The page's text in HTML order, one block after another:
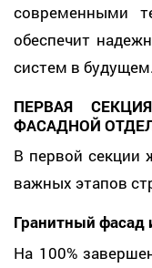
современными
обеспечит
систем в будущем.
ПЕРВАЯ
ФАСАДНОЙ
В первой секции
важных этапов
Гранитный фасад
На 100%